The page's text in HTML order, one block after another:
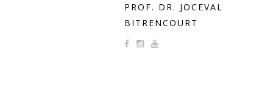
PROF. DR. JOCEVAL
BITRENCOURT